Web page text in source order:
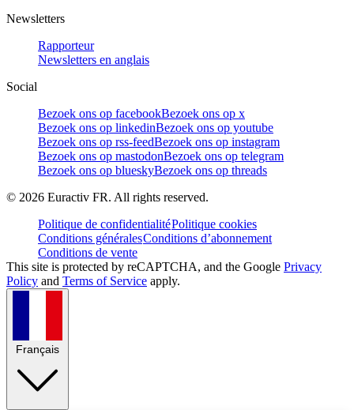
Newsletters
Rapporteur
Newsletters en anglais
Social
Bezoek ons op facebookBezoek ons op x
Bezoek ons op linkedinBezoek ons op youtube
Bezoek ons op rss-feedBezoek ons op instagram
Bezoek ons op mastodonBezoek ons op telegram
Bezoek ons op blueskyBezoek ons op threads
© 2026 Euractiv FR. All rights reserved.
Politique de confidentialitéPolitique cookies
Conditions généralesConditions d’abonnement
Conditions de vente
This site is protected by reCAPTCHA, and the Google Privacy
Policy and Terms of Service apply.
Français